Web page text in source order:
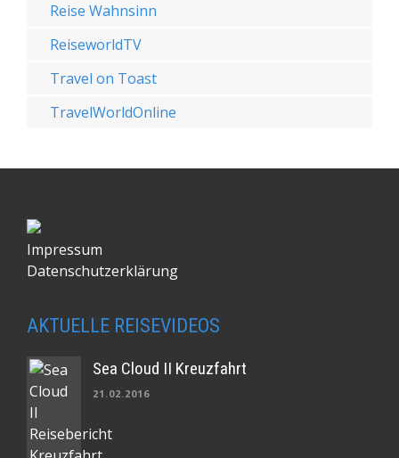
Reise Wahnsinn
ReiseworldTV
Travel on Toast
TravelWorldOnline
Impressum
Datenschutzerklärung
AKTUELLE REISEVIDEOS
Sea Cloud II Kreuzfahrt
21.02.2016